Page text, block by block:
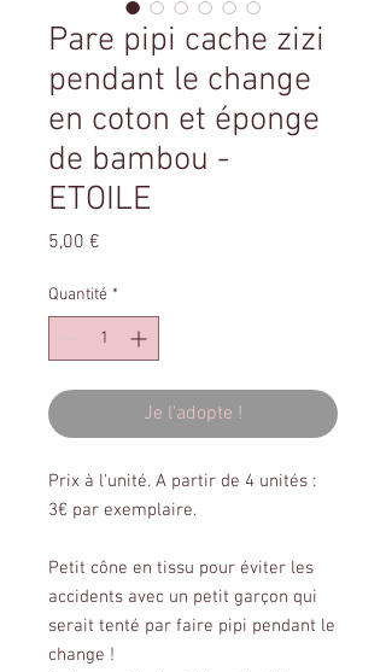
Pare pipi cache zizi
pendant le change
en coton et éponge
de bambou -
ETOILE
5,00 €
Quantité *
Je l'adopte !
Prix à l'unité. A partir de 4 unités :
3€ par exemplaire.
Petit cône en tissu pour éviter les
accidents avec un petit garçon qui
serait tenté par faire pipi pendant le
change !